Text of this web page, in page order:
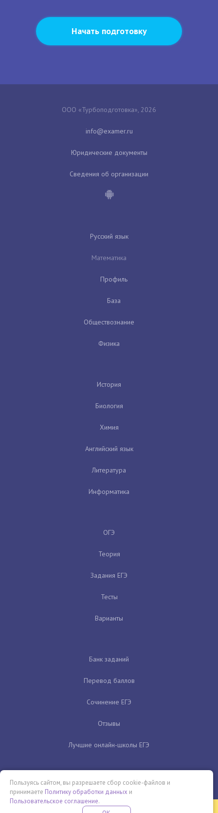
Начать подготовку
ООО «Турбоподготовка», 2026
Юридические документы
Сведения об организации
Русский язык
Математика
Профиль
База
Обществознание
Физика
История
Биология
Химия
Английский язык
Литература
Информатика
ОГЭ
Теория
Задания ЕГЭ
Тесты
Варианты
Банк заданий
Перевод баллов
Сочинение ЕГЭ
Отзывы
Лучшие онлайн-школы ЕГЭ
Пользуясь сайтом, вы разрешаете сбор cookie-файлов и
принимаете Политику обработки данных и
Пользовательское соглашение.